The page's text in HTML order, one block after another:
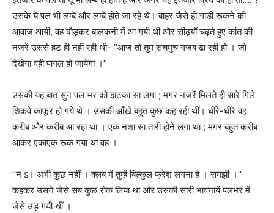
उसके ये पल भी लम्बे और लम्बे होते जा रहे थे। बाहर जैसे ही गाड़ी रूकने की
आवाज आयी,वह दौड़कर बालकनी में आ गयी थी और सीढ़याँ चढ़ते हुए कांत की
नजरें उससे हट ही नहीं रही थी- ’’आज तो तुम सचमुच गजब ढा रही हो । जो
देखेगा वही पागल हो जायेगा ।’’
उसकी यह बात सुन पल भर को झटका सा लगा ; मगर नजरें मिलते ही सारे गिले
शिकवे काफूर हो गये थे । उसकी आँखें बहुत कुछ कह रही थीं। धीरे-धीरे वह
करीब और करीब आ रहा था । एक नशा सा तारी होने लगा था ; मगर बहुत करीब
आकर एकाएक रूक गया था वह ।
’’न ऽ। अभी कुछ नहीं । क्लब में तुम्हें बिल्कुल फ्रेश लगना है । समझी ।’’
कहकर उसने जैसे सब कुछ रोक लिया था और उसकी सारी भावनायें पलभर में
जैसे उड़ गयी थीं ।